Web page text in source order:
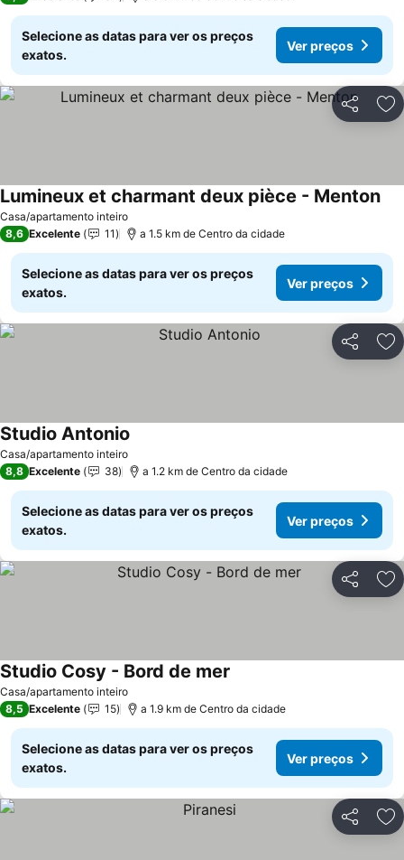
Selecione as datas para ver os preços
exatos.
Ver preços
Partilhar
Casa/apartamento inteiro
Lumineux et charmant deux pièce - Menton
8,6 Excelente 11 a 1.5 km de Centro da cidade
Selecione as datas para ver os preços
exatos.
Ver preços
Partilhar
Casa/apartamento inteiro
Studio Antonio
8,8 Excelente 38 a 1.2 km de Centro da cidade
Selecione as datas para ver os preços
exatos.
Ver preços
Partilhar
Casa/apartamento inteiro
Studio Cosy - Bord de mer
8,5 Excelente 15 a 1.9 km de Centro da cidade
Selecione as datas para ver os preços
exatos.
Ver preços
Partilhar